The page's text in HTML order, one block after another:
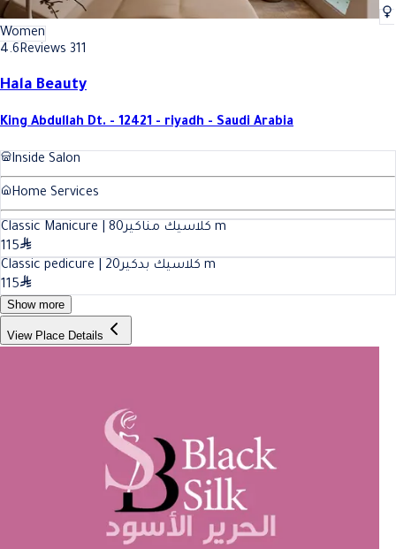
Women
4.6Reviews 311
Hala Beauty
King Abdullah Dt. - 12421 - riyadh - Saudi Arabia
Inside Salon
Home Services
Classic Manicure | كلاسيك مناكير80
m
115
Classic pedicure | كلاسيك بدكير20
m
115
Show more
View Place Details